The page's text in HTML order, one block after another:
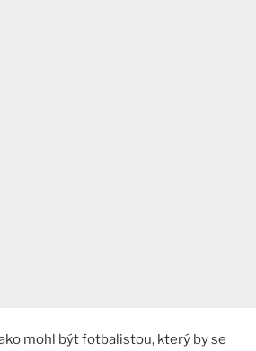
mohl být fotbalistou, který by se